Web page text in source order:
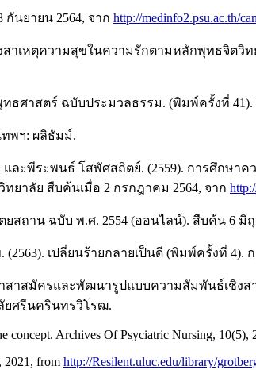
นยายน 2564, จาก http://medinfo2.psu.ac.th/
สาเหตุความสุขในความรักตามหลักพุทธ
ธศาสตร์ ฉบับประมวลธรรม. (พิมพ์ครั้งที่ 41).
ทพฯ: ผลิธัมม์.
ะพีระพนธ์ โสพัศสถิตย์. (2559). การศึกษา
ยาลัย สืบค้นเมื่อ 2 กรกฎาคม 2564, จาก
าน ฉบับ พ.ศ. 2554 (ออนไลน์). สืบค้น 6 มิถุ
เปลี่ยนร้ายกลายเป็นดี (พิมพ์ครั้งที่ 4).
สาสมัครและพัฒนารูปแบบความสัมพันธ์เชิง
ยศรีนครินทรวิโรฒ.
concept. Archives Of Psyciatric Nursing, 10(5),
2021, from http://Resilent.uluc.edu/library/